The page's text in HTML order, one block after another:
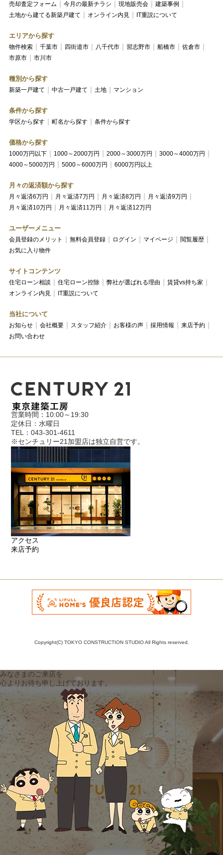
売却査定フォーム
今月の最新チラシ 現地販売会
建築事例
土地から建てる新築戸建て
オンライン内見 IT重説について
エリアから探す
物件検索 千葉市 四街道市 八千代市 習志野市 船橋市
佐倉市
市原市
市川市
種別から探す
新築一戸建て 中古一戸建て 土地 マンション
条件から探す
学区から探す 町名から探す 条件から探す
価格から探す
1000万円以下 1000～2000万円 2000～3000万円
3000～4000万円
4000～5000万円
5000～6000万円 6000万円以上
月々の返済額から探す
月々返済6万円 月々返済7万円 月々返済8万円
月々返済9万円
月々返済10万円
月々返済11万円 月々返済12万円
ユーザーメニュー
会員登録のメリット 無料会員登録 ログイン マイページ
閲覧履歴
お気に入り物件
サイトコンテンツ
住宅ローン相談 住宅ローン控除 弊社が選ばれる理由
賃貸vs持ち家
オンライン内見
IT重説について
当社について
お知らせ 会社概要 スタッフ紹介 お客様の声 採用情報
来店予約
お問い合わせ
営業時間：10:00～19:30
定休日：水曜日
TEL：043-301-4611
※センチュリー21加盟店は独立自営です。
アクセス
来店予約
Copyright(C) TOKYO CONSTRUCTION STUDIO All Rights reserved.
みなさまのご来店を
心よりお待ち申し上げております。